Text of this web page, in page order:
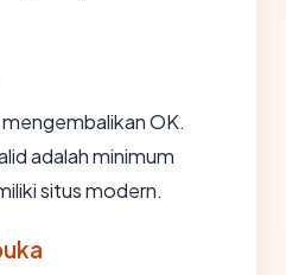
OK.
adalah minimum
situs modern.